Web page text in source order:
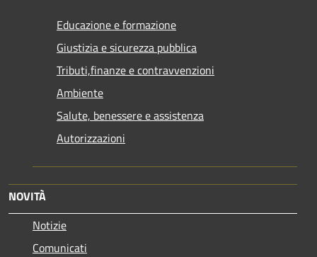
Educazione e formazione
Giustizia e sicurezza pubblica
Tributi,finanze e contravvenzioni
Ambiente
Salute, benessere e assistenza
Autorizzazioni
NOVITÀ
Notizie
Comunicati